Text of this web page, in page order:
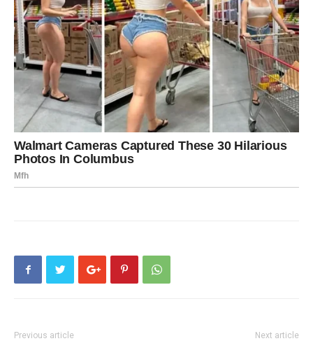
Previous article Next article